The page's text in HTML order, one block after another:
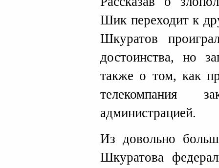
Шик переходит к
Шкуратов
достоинства, но
также о том, как
телекомпания
администрацией.
Из довольно
Шкуратова